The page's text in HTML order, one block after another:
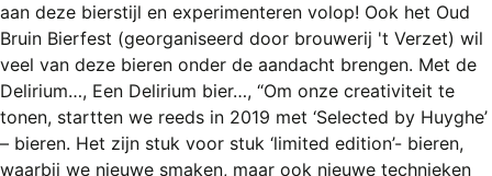
AANBOD
AGENDA
CONTACT
aan deze bierstijl en experimenteren volop! Ook het Oud
Bruin Bierfest (georganiseerd door brouwerij 't Verzet) wil
veel van deze bieren onder de aandacht brengen. Met de
Delirium…, Een Delirium bier…, “Om onze creativiteit te
tonen, startten we reeds in 2019 met ‘Selected by Huyghe’
– bieren. Het zijn stuk voor stuk ‘limited edition’- bieren,
waarbij we nieuwe smaken, maar ook nieuwe technieken